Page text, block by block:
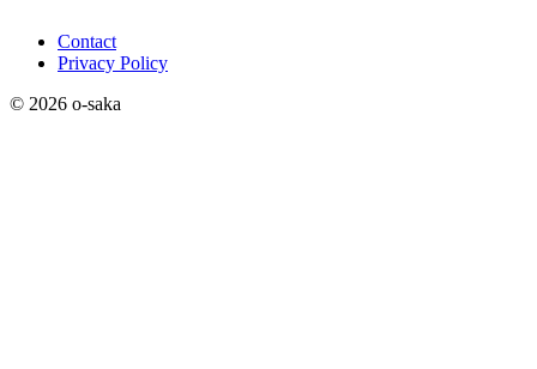
Contact
Privacy Policy
© 2026 o-saka